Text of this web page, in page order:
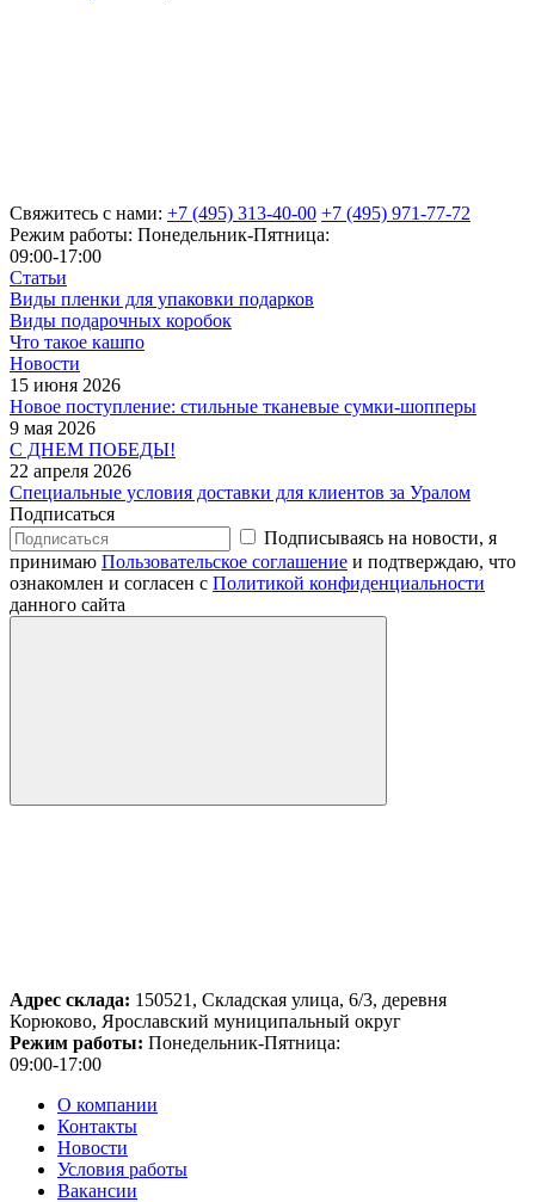
Свяжитесь с нами: +7 (495) 313-40-00 +7 (495) 971-77-72
Режим работы: Понедельник-Пятница:
09:00-17:00
Статьи
Виды пленки для упаковки подарков
Виды подарочных коробок
Что такое кашпо
Новости
15 июня 2026
Новое поступление: стильные тканевые сумки-шопперы
9 мая 2026
С ДНЕМ ПОБЕДЫ!
22 апреля 2026
Специальные условия доставки для клиентов за Уралом
Подписаться
Подписываясь на новости, я
принимаю Пользовательское соглашение и подтверждаю, что
ознакомлен и согласен с Политикой конфиденциальности
данного сайта
Адрес склада: 150521, Складская улица, 6/3, деревня
Корюково, Ярославский муниципальный округ
Режим работы: Понедельник-Пятница:
09:00-17:00
О компании
Контакты
Новости
Условия работы
Вакансии